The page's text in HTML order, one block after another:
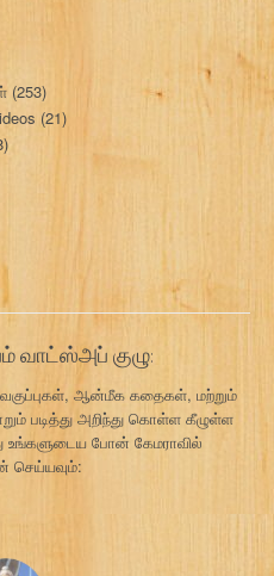
(253)
(21)
வாட்ஸ்அப் குழு:
வகுப்புகள், ஆன்மீக கதைகள், மற்றும்
படித்து அறிந்து கொள்ள கீழுள்ள
போன் கேமராவில்
செய்யவும்: